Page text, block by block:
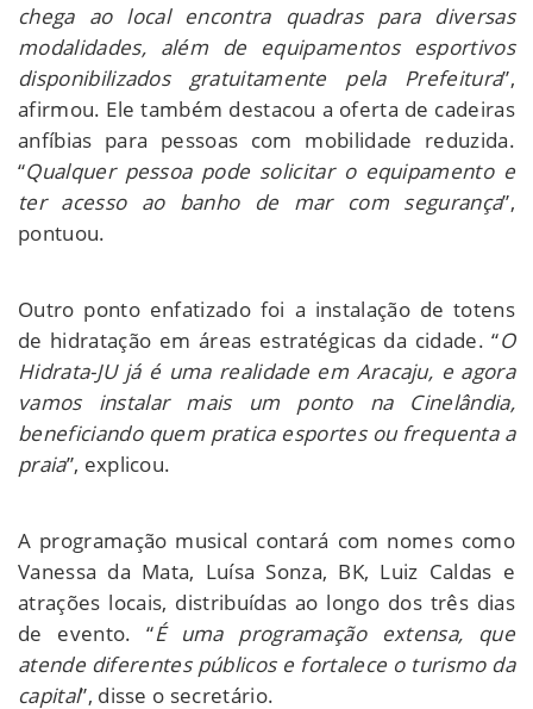
chega ao local encontra quadras para diversas
modalidades, além de equipamentos esportivos
disponibilizados gratuitamente pela Prefeitura”,
afirmou. Ele também destacou a oferta de cadeiras
anfíbias para pessoas com mobilidade reduzida.
“Qualquer pessoa pode solicitar o equipamento e
ter acesso ao banho de mar com segurança”,
pontuou.
Outro ponto enfatizado foi a instalação de totens
de hidratação em áreas estratégicas da cidade. “O
Hidrata-JU já é uma realidade em Aracaju, e agora
vamos instalar mais um ponto na Cinelândia,
beneficiando quem pratica esportes ou frequenta a
praia”, explicou.
A programação musical contará com nomes como
Vanessa da Mata, Luísa Sonza, BK, Luiz Caldas e
atrações locais, distribuídas ao longo dos três dias
de evento. “É uma programação extensa, que
atende diferentes públicos e fortalece o turismo da
capital”, disse o secretário.